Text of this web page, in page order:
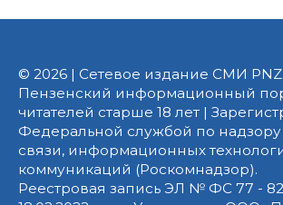
© 2026 | Сетевое издание СМИ
Пензенский информационный
читателей старше 18 лет |
Федеральной службой по
связи, информационных
коммуникаций (Роскомнадзор).
Реестровая запись ЭЛ № ФС 77 -